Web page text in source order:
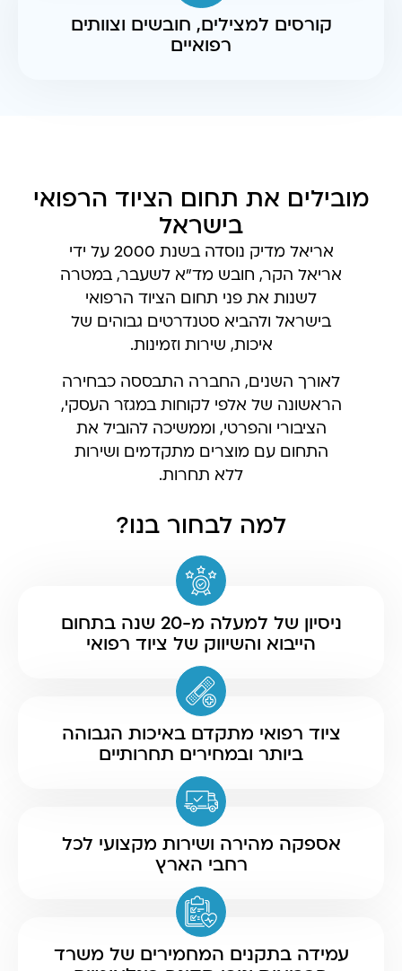
קורסים למצילים, חובשים וצוותים
רפואיים
מובילים את תחום הציוד הרפואי
בישראל
אריאל מדיק נוסדה בשנת 2000 על ידי
אריאל הקר, חובש מד"א לשעבר, במטרה
לשנות את פני תחום הציוד הרפואי
בישראל ולהביא סטנדרטים גבוהים של
איכות, שירות וזמינות.
לאורך השנים, החברה התבססה כבחירה
הראשונה של אלפי לקוחות במגזר העסקי,
הציבורי והפרטי, וממשיכה להוביל את
התחום עם מוצרים מתקדמים ושירות
ללא תחרות.
למה לבחור בנו?
ניסיון של למעלה מ-20 שנה בתחום
הייבוא והשיווק של ציוד רפואי
ציוד רפואי מתקדם באיכות הגבוהה
ביותר ובמחירים תחרותיים
אספקה מהירה ושירות מקצועי לכל
רחבי הארץ
עמידה בתקנים המחמירים של משרד